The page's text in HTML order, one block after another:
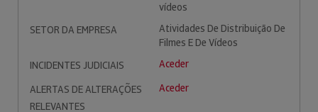
vídeos
SETOR DA EMPRESA
Atividades De Distribuição De
Filmes E De Vídeos
INCIDENTES JUDICIAIS
Aceder
ALERTAS DE ALTERAÇÕES
RELEVANTES
Aceder